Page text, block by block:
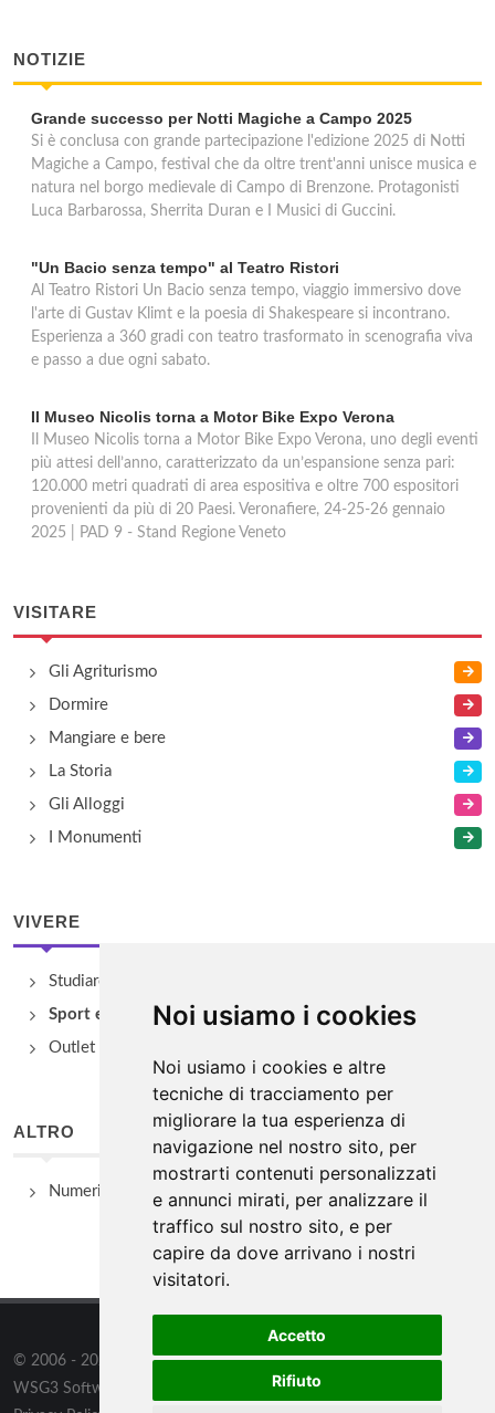
Noi usiamo i cookies
Noi usiamo i cookies e altre
tecniche di tracciamento per
migliorare la tua esperienza di
navigazione nel nostro sito, per
mostrarti contenuti personalizzati
e annunci mirati, per analizzare il
traffico sul nostro sito, e per
capire da dove arrivano i nostri
visitatori.
Accetto
Rifiuto
NOTIZIE
Grande successo per Notti Magiche a Campo 2025
Si è conclusa con grande partecipazione l'edizione 2025 di Notti
Magiche a Campo, festival che da oltre trent'anni unisce musica e
natura nel borgo medievale di Campo di Brenzone. Protagonisti
Luca Barbarossa, Sherrita Duran e I Musici di Guccini.
"Un Bacio senza tempo" al Teatro Ristori
Al Teatro Ristori Un Bacio senza tempo, viaggio immersivo dove
l'arte di Gustav Klimt e la poesia di Shakespeare si incontrano.
Esperienza a 360 gradi con teatro trasformato in scenografia viva
e passo a due ogni sabato.
Il Museo Nicolis torna a Motor Bike Expo Verona
Il Museo Nicolis torna a Motor Bike Expo Verona, uno degli eventi
più attesi dell’anno, caratterizzato da un’espansione senza pari:
120.000 metri quadrati di area espositiva e oltre 700 espositori
provenienti da più di 20 Paesi. Veronafiere, 24-25-26 gennaio
2025 | PAD 9 - Stand Regione Veneto
VISITARE
Gli Agriturismo
Dormire
Mangiare e bere
La Storia
Gli Alloggi
I Monumenti
VIVERE
Studiare
Sport e Benessere
Outlet e spacci aziendali
ALTRO
Numeri Utili
© 2006 - 2026 WSG3 STUDIOtutti i diritti riservati. Powered by
WSG3 Software